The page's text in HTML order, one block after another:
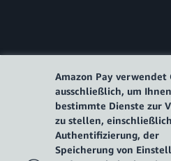
Amazon Pay verwendet
ausschließlich, um Ihnen
bestimmte Dienste zur
zu stellen,
Authentifizierung, der
Speicherung von